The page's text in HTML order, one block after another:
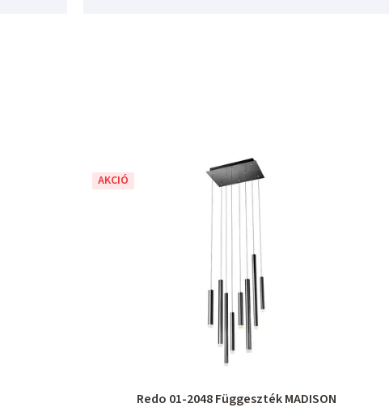
AKCIÓ
Redo 01-2048 Függeszték MADISON